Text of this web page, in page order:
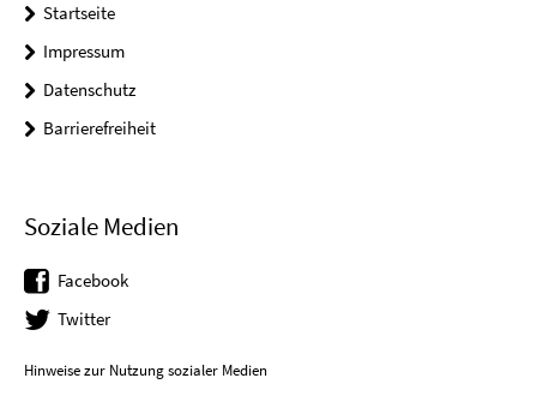
Startseite
Impressum
Datenschutz
Barrierefreiheit
Soziale Medien
Facebook
Twitter
Hinweise zur Nutzung sozialer Medien